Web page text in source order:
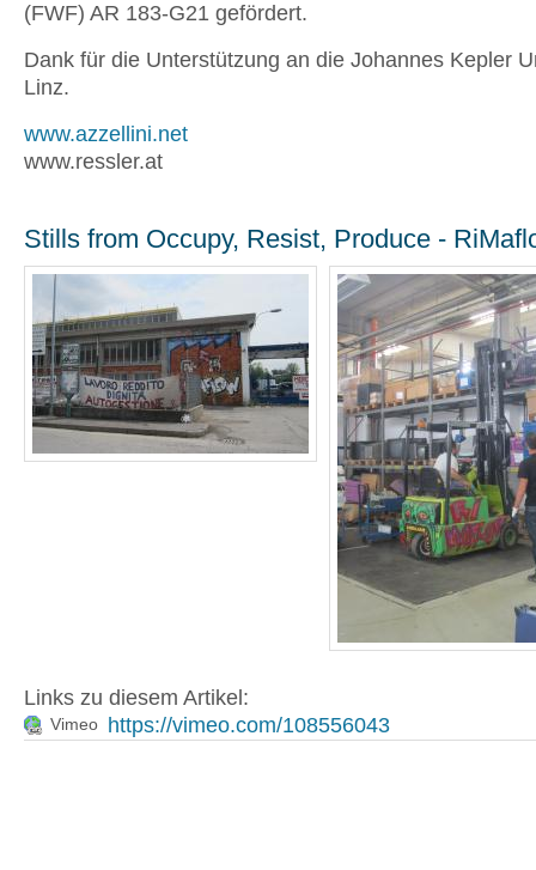
(FWF) AR 183-G21 gefördert.
Dank für die Unterstützung an die Johannes Kepler
Linz.
www.azzellini.net
www.ressler.at
Stills from Occupy, Resist, Produce -
Links zu diesem Artikel:
Vimeo https://vimeo.com/108556043